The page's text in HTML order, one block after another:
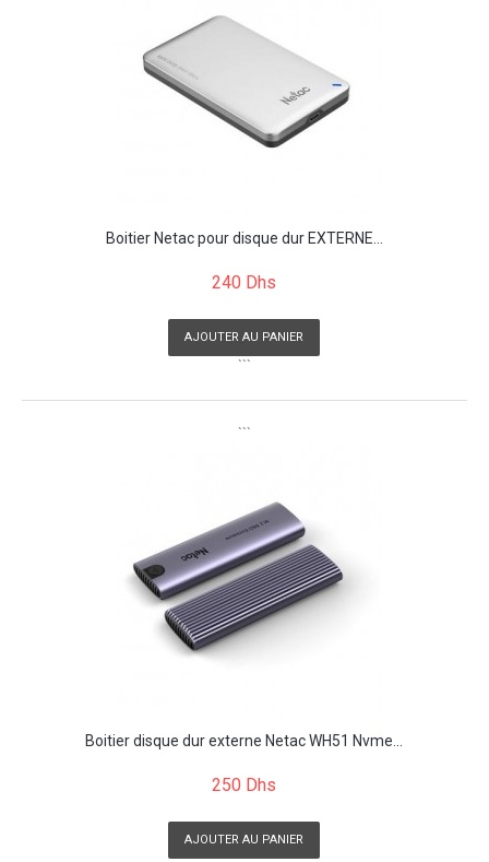
Boitier Netac pour disque dur EXTERNE...
240 Dhs
AJOUTER AU PANIER
```
```
Boitier disque dur externe Netac WH51 Nvme...
250 Dhs
AJOUTER AU PANIER